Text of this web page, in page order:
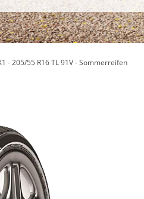
- 205/55 R16 TL 91V - Sommerreifen